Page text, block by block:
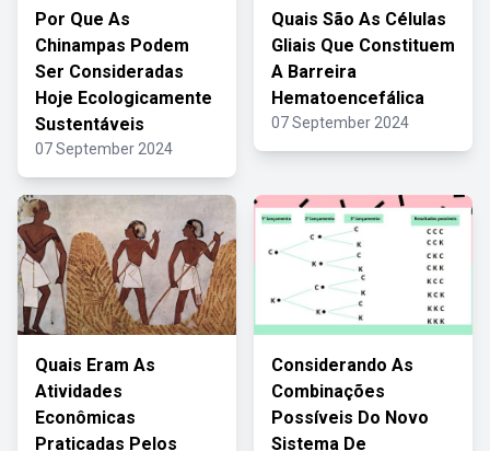
Por Que As
Chinampas Podem
Ser Consideradas
Hoje Ecologicamente
Sustentáveis
07 September 2024
Quais São As Células
Gliais Que Constituem
A Barreira
Hematoencefálica
07 September 2024
Quais Eram As
Atividades
Econômicas
Praticadas Pelos
Considerando As
Combinações
Possíveis Do Novo
Sistema De